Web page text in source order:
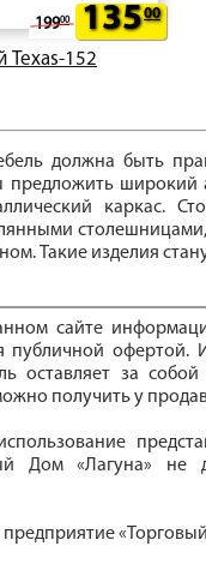
Texas-152
19900 13500
должна быть
широкий
каркас.
Такие изделия
сайте
публичной офертой.
оставляет за
получить у
Дом «Лагуна» не